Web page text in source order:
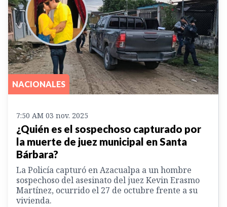
NACIONALES
7:50 AM 03 nov. 2025
¿Quién es el sospechoso capturado por
la muerte de juez municipal en Santa
Bárbara?
La Policía capturó en Azacualpa a un hombre
sospechoso del asesinato del juez Kevin Erasmo
Martínez, ocurrido el 27 de octubre frente a su
vivienda.